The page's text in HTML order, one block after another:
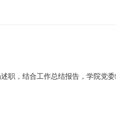
职，结合工作总结报告，学院党